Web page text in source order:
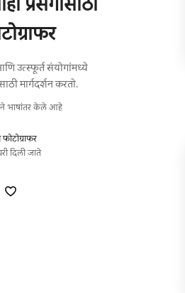
उत्स्फूर्त संयोगांमध्ये
मार्गदर्शन करतो.
भाषांतर केले आहे
दिली जाते